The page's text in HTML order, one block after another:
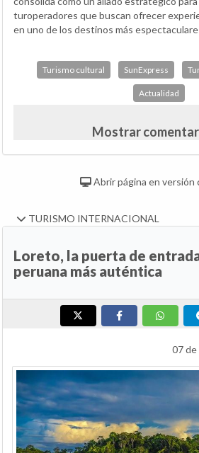
turoperadores que buscan ofrecer
en uno de los destinos más
Turismo cultural SunExpress
Actualidad
Mostrar
Abrir página en versión
TURISMO INTERNACIONAL
Loreto, la puerta de
peruana más auténtica
07